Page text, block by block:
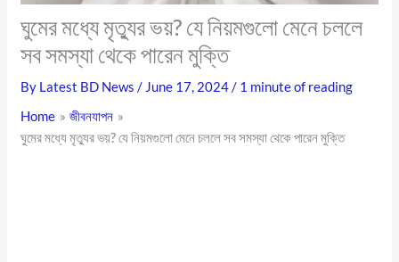
ঘুমের মধ্যে মৃত্যুর ভয়? যে নিয়মগুলো মেনে চললে
সব সমস্যা থেকে পারেন মুক্তি
By Latest BD News/ June 17, 2024/ 1 minute of reading
Home
জীবনযাপন
ঘুমের মধ্যে মৃত্যুর ভয়? যে নিয়মগুলো মেনে চললে সব সমস্যা থেকে পারেন মুক্তি